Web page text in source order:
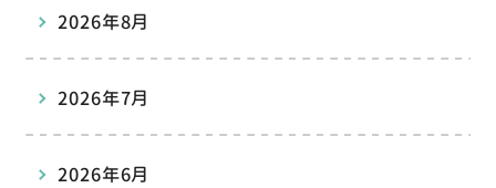
2026年8月
2026年7月
2026年6月